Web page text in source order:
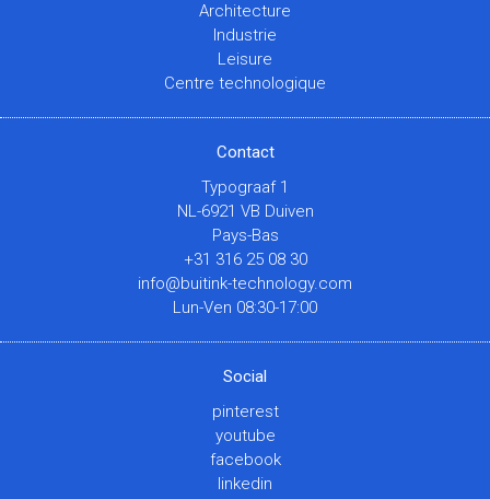
Architecture
Industrie
Leisure
Centre technologique
Contact
Typograaf 1
NL-6921 VB Duiven
Pays-Bas
+31 316 25 08 30
info@buitink-technology.com
Lun-Ven 08:30-17:00
Social
pinterest
youtube
facebook
linkedin